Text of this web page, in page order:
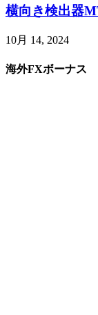
横向き検出器
10月 14, 2024
海外FXボーナス